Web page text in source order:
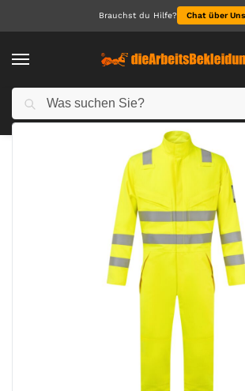
Brauchst du Hilfe? Chat über Uns
Start Arbeitskleidung Herren